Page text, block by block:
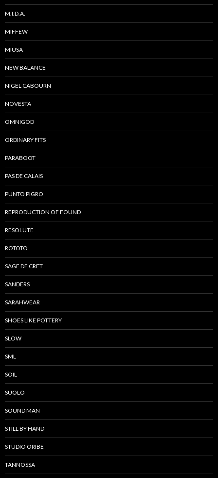
M.I.D.A.
MIFFEW
MIUSA
NEW BALANCE
NIGEL CABOURN
NOVESTA
OMNIGOD
ORDINARY FITS
PARABOOT
PAS DE CALAIS
PUNTO PIGRO
REPRODUCTION OF FOUND
RESOLUTE
ROTOTO
SAGE DE CRET
SANDERS
SARAHWEAR
SHOES LIKE POTTERY
SLOW
SML
SOIL
SUOLO
SOUND MAN
STILL BY HAND
STUDIO ORIBE
TANNOSSA